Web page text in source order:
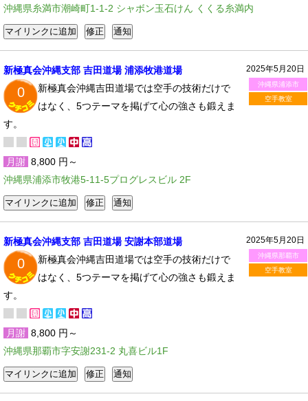
沖縄県糸満市潮崎町1-1-2 シャボン玉石けん くくる糸満内
2025年5月20日
沖縄県浦添市
空手教室
新極真会沖縄支部 吉田道場 浦添牧港道場
0
新極真会沖縄吉田道場では空手の技術だけで
はなく、5つテーマを掲げて心の強さも鍛えま
す。
月謝 8,800 円～
沖縄県浦添市牧港5-11-5プログレスビル 2F
2025年5月20日
沖縄県那覇市
空手教室
新極真会沖縄支部 吉田道場 安謝本部道場
0
新極真会沖縄吉田道場では空手の技術だけで
はなく、5つテーマを掲げて心の強さも鍛えま
す。
月謝 8,800 円～
沖縄県那覇市字安謝231-2 丸喜ビル1F